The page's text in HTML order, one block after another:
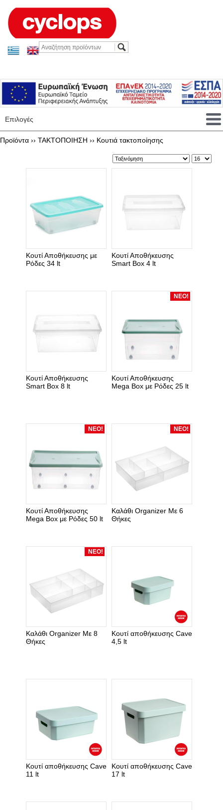
Επιλογές
Προϊόντα ›› ΤΑΚΤΟΠΟΙΗΣΗ ›› Κουτιά τακτοποίησης
Κουτί Αποθήκευσης με
Ρόδες 34 lt
Κουτί Αποθήκευσης
Smart Box 4 lt
Κουτί Αποθήκευσης
Smart Box 8 lt
ΝΕΟ!
Κουτί Αποθήκευσης
Mega Box με Ρόδες 25 lt
ΝΕΟ!
Κουτί Αποθήκευσης
Mega Box με Ρόδες 50 lt
ΝΕΟ!
Καλάθι Organizer Με 6
Θήκες
ΝΕΟ!
Καλάθι Organizer Με 8
Θήκες
Κουτί αποθήκευσης Cave
4,5 lt
Κουτί αποθήκευσης Cave
11 lt
Κουτί αποθήκευσης Cave
17 lt